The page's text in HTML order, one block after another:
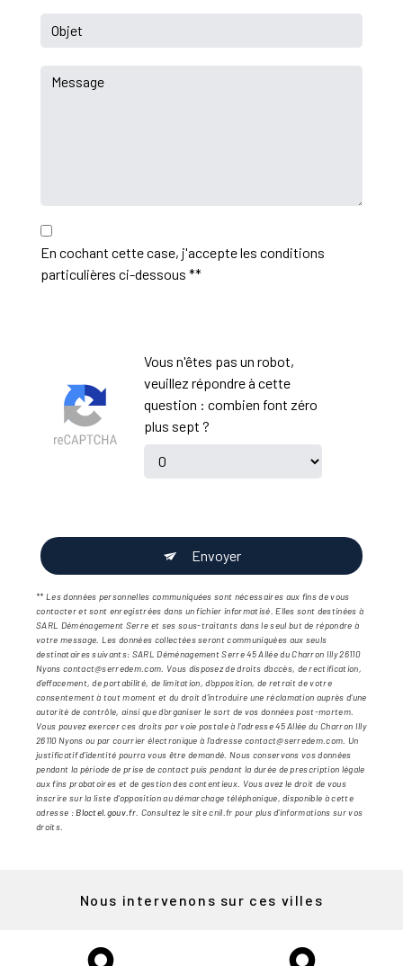
En cochant cette case, j'accepte les conditions
particulières ci-dessous **
Vous n'êtes pas un robot,
veuillez répondre à cette
question : combien font zéro
plus sept ?
Envoyer
** Les données personnelles communiquées sont nécessaires aux fins de vous
contacter et sont enregistrées dans un fichier informatisé. Elles sont destinées à
SARL Déménagement Serre et ses sous-traitants dans le seul but de répondre à
votre message. Les données collectées seront communiquées aux seuls
destinataires suivants: SARL Déménagement Serre 45 Allée du Charron Illy 26110
Nyons contact@serredem.com. Vous disposez de droits d’accès, de rectification,
d’effacement, de portabilité, de limitation, d’opposition, de retrait de votre
consentement à tout moment et du droit d’introduire une réclamation auprès d’une
autorité de contrôle, ainsi que d’organiser le sort de vos données post-mortem.
Vous pouvez exercer ces droits par voie postale à l'adresse 45 Allée du Charron Illy
26110 Nyons ou par courrier électronique à l'adresse contact@serredem.com. Un
justificatif d'identité pourra vous être demandé. Nous conservons vos données
pendant la période de prise de contact puis pendant la durée de prescription légale
aux fins probatoires et de gestion des contentieux. Vous avez le droit de vous
inscrire sur la liste d'opposition au démarchage téléphonique, disponible à cette
adresse :Bloctel.gouv.fr . Consultez le site cnil.fr pour plus d’informations sur vos
droits.
Nous intervenons sur ces villes